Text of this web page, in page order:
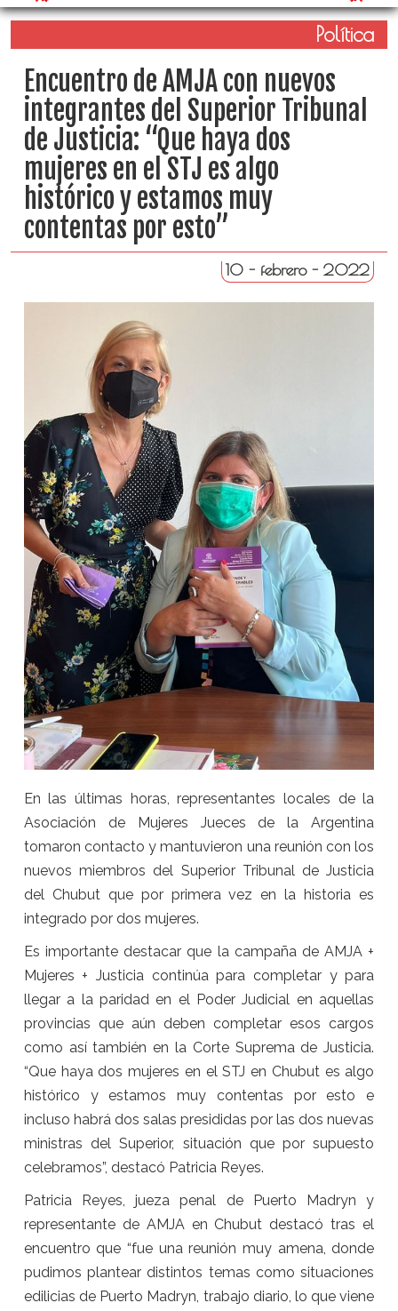
Política
Encuentro de AMJA con nuevos
integrantes del Superior Tribunal
de Justicia: “Que haya dos
mujeres en el STJ es algo
histórico y estamos muy
contentas por esto”
10 - febrero - 2022
En las últimas horas, representantes locales de la
Asociación de Mujeres Jueces de la Argentina
tomaron contacto y mantuvieron una reunión con los
nuevos miembros del Superior Tribunal de Justicia
del Chubut que por primera vez en la historia es
integrado por dos mujeres.
Es importante destacar que la campaña de AMJA +
Mujeres + Justicia continúa para completar y para
llegar a la paridad en el Poder Judicial en aquellas
provincias que aún deben completar esos cargos
como así también en la Corte Suprema de Justicia.
“Que haya dos mujeres en el STJ en Chubut es algo
histórico y estamos muy contentas por esto e
incluso habrá dos salas presididas por las dos nuevas
ministras del Superior, situación que por supuesto
celebramos”, destacó Patricia Reyes.
Patricia Reyes, jueza penal de Puerto Madryn y
representante de AMJA en Chubut destacó tras el
encuentro que “fue una reunión muy amena, donde
pudimos plantear distintos temas como situaciones
edilicias de Puerto Madryn, trabajo diario, lo que viene